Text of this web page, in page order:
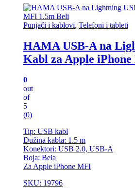
Punjači i kablovi, Telefoni i tableti
HAMA USB-A na
Kabl za Apple
0
out
of
5
(0)
Tip: USB kabl
Dužina kabla: 1.5 m
Konektori: USB 2.0, USB-A
Boja: Bela
Za Apple iPhone MFI
SKU: 19796